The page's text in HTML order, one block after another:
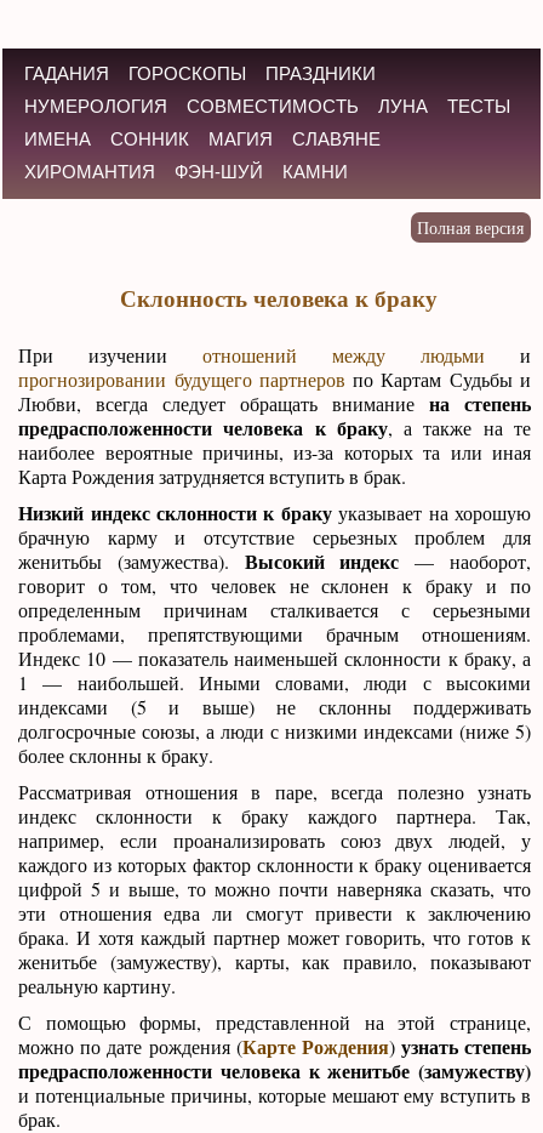
ГАДАНИЯ ГОРОСКОПЫ
ПРАЗДНИКИ
НУМЕРОЛОГИЯ
СОВМЕСТИМОСТЬ ЛУНА
ТЕСТЫ
ИМЕНА
СОННИК МАГИЯ
СЛАВЯНЕ
ХИРОМАНТИЯ
ФЭН-ШУЙ КАМНИ
Склонность человека к браку
При изученииотношений между людьми и
прогнозировании будущего партнеров по Картам Судьбы и
Любви, всегда следует обращать внимание на степень
предрасположенности человека к браку, а также на те
наиболее вероятные причины, из-за которых та или иная
Карта Рождения затрудняется вступить в брак.
Низкий индекс склонности к бракууказывает на хорошую
брачную карму и отсутствие серьезных проблем для
женитьбы (замужества). Высокий индекс — наоборот,
говорит о том, что человек не склонен к браку и по
определенным причинам сталкивается с серьезными
проблемами, препятствующими брачным отношениям.
Индекс 10 — показатель наименьшей склонности к браку, а
1 — наибольшей. Иными словами, люди с высокими
индексами (5 и выше) не склонны поддерживать
долгосрочные союзы, а люди с низкими индексами (ниже 5)
более склонны к браку.
Рассматривая отношения в паре, всегда полезно узнать
индекс склонности к браку каждого партнера. Так,
например, если проанализировать союз двух людей, у
каждого из которых фактор склонности к браку оценивается
цифрой 5 и выше, то можно почти наверняка сказать, что
эти отношения едва ли смогут привести к заключению
брака. И хотя каждый партнер может говорить, что готов к
женитьбе (замужеству), карты, как правило, показывают
реальную картину.
С помощью формы, представленной на этой странице,
можно по дате рождения (Карте Рождения) узнать степень
предрасположенности человека к женитьбе (замужеству)
и потенциальные причины, которые мешают ему вступить в
брак.